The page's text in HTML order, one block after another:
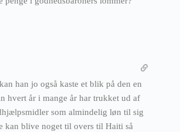
han jo også kaste et blik på den en
hvert år i mange år har trukket ud af
som almindelig løn til sig
kan blive noget til overs til Haiti så